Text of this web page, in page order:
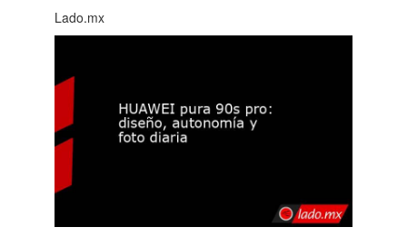
Lado.mx